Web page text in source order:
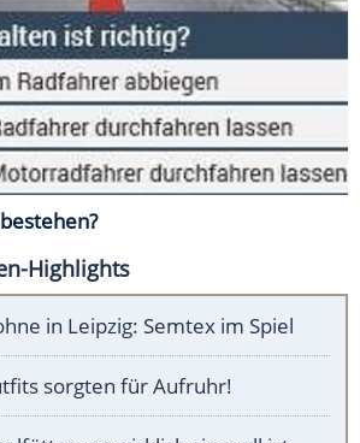
Highlights
in Leipzig: Semtex im Spiel
sorgten für Aufruhr!